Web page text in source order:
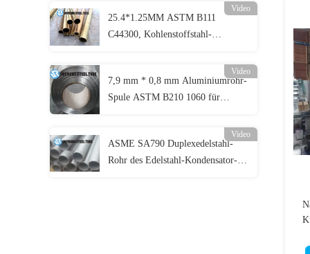
Video
25.4*1.25MM ASTM B111
C44300, Kohlenstoffstahl-
Video
7,9 mm * 0,8 mm Aluminiumrohr-
Spule ASTM B210 1060 für
Video
ASME SA790 Duplexedelstahl-
Rohr des Edelstahl-Kondensator-